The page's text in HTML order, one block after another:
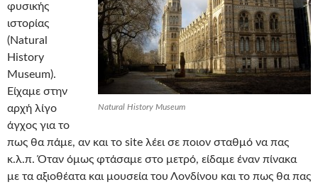
Natural History Museum
φυσικής
ιστορίας
(Natural
History
Museum).
Είχαμε στην
αρχή λίγο
άγχος για το
πως θα πάμε, αν και το site λέει σε ποιον σταθμό να πας
κ.λ.π. Όταν όμως φτάσαμε στο μετρό, είδαμε έναν πίνακα
με τα αξιοθέατα και μουσεία του Λονδίνου και το πως θα πας